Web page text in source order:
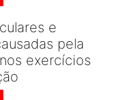
e
pela
exercícios